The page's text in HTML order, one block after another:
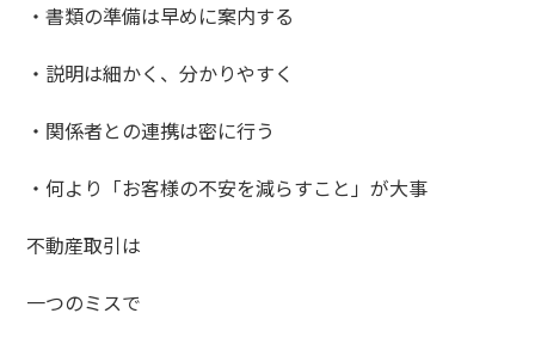
・書類の準備は早めに案内する
・説明は細かく、分かりやすく
・関係者との連携は密に行う
・何より「お客様の不安を減らすこと」が大事
不動産取引は
一つのミスで